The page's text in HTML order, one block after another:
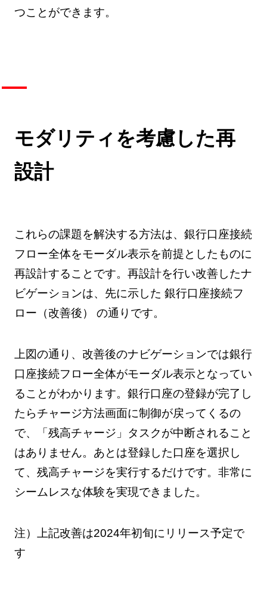
つことができます。
モダリティを考慮した再
設計
これらの課題を解決する方法は、銀行口座接続
フロー全体をモーダル表示を前提としたものに
再設計することです。再設計を行い改善したナ
ビゲーションは、先に示した 銀行口座接続フ
ロー（改善後） の通りです。
上図の通り、改善後のナビゲーションでは銀行
口座接続フロー全体がモーダル表示となってい
ることがわかります。銀行口座の登録が完了し
たらチャージ方法画面に制御が戻ってくるの
で、「残高チャージ」タスクが中断されること
はありません。あとは登録した口座を選択し
て、残高チャージを実行するだけです。非常に
シームレスな体験を実現できました。
注）上記改善は2024年初旬にリリース予定で
す